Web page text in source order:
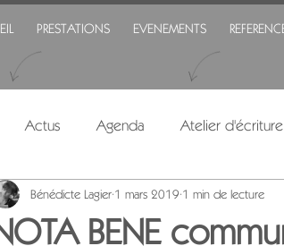
PRESTATIONS EVENEMENTS
Actus Agenda Atelier d'écriture
BENE
Bénédicte Lagier 1 mars 2019 1 min de lecture